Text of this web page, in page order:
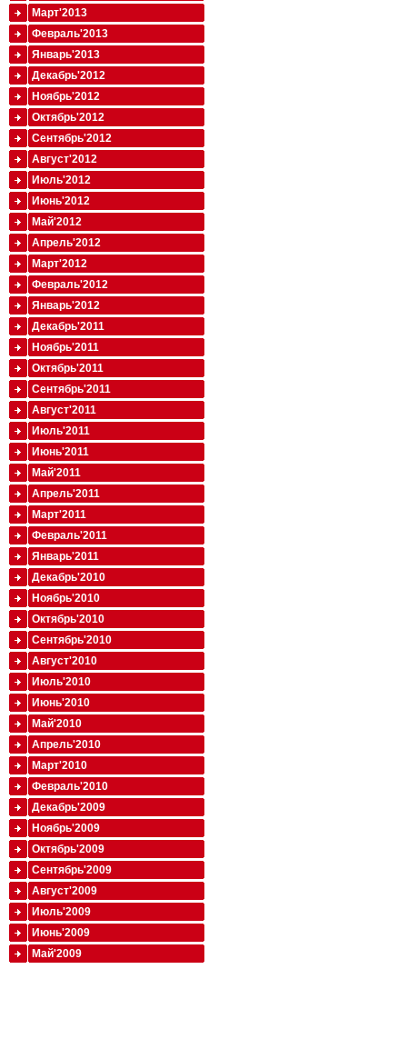
Март'2013
Февраль'2013
Январь'2013
Декабрь'2012
Ноябрь'2012
Октябрь'2012
Сентябрь'2012
Август'2012
Июль'2012
Июнь'2012
Май'2012
Апрель'2012
Март'2012
Февраль'2012
Январь'2012
Декабрь'2011
Ноябрь'2011
Октябрь'2011
Сентябрь'2011
Август'2011
Июль'2011
Июнь'2011
Май'2011
Апрель'2011
Март'2011
Февраль'2011
Январь'2011
Декабрь'2010
Ноябрь'2010
Октябрь'2010
Сентябрь'2010
Август'2010
Июль'2010
Июнь'2010
Май'2010
Апрель'2010
Март'2010
Февраль'2010
Декабрь'2009
Ноябрь'2009
Октябрь'2009
Сентябрь'2009
Август'2009
Июль'2009
Июнь'2009
Май'2009